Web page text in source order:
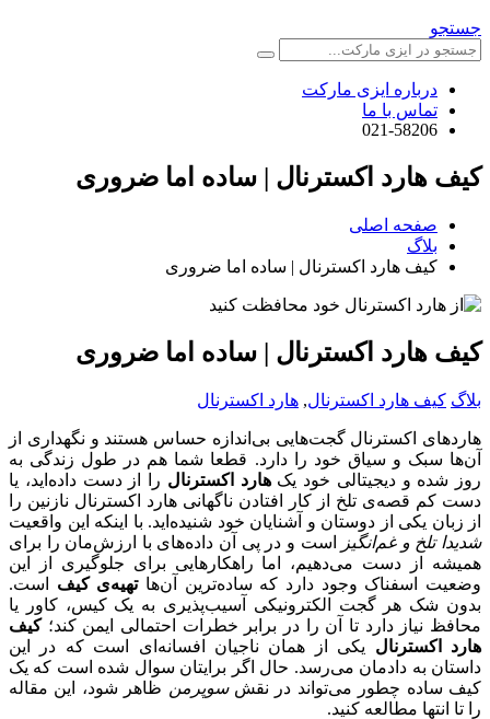
جستجو
درباره ایزی مارکت
تماس با ما
021-58206
کیف هارد اکسترنال | ساده اما ضروری
صفحه اصلی
بلاگ
کیف هارد اکسترنال | ساده اما ضروری
کیف هارد اکسترنال | ساده اما ضروری
بلاگ کیف هارد اکسترنال, هارد اکسترنال
هاردهای اکسترنال گجت‌هایی بی‌اندازه حساس هستند و نگهداری از
آن‌ها سبک و سیاق خود را دارد. قطعا شما هم در طول زندگی به
روز شده و دیجیتالی خود یکهارد اکسترنال را از دست داده‌اید، یا
دست کم قصه‌ی تلخ از کار افتادن ناگهانی هارد اکسترنال نازنین را
از زبان یکی از دوستان و آشنایان خود شنیده‌اید. با اینکه این واقعیت
شدیدا تلخ و غم‌انگیز
است و در پی آن داده‌های با ارزش‌مان را برای
همیشه از دست می‌دهیم، اما راهکارهایی برای جلوگیری از این
وضعیت اسفناک وجود دارد که ساده‌ترین آن‌هاتهیه‌ی کیف است.
بدون شک هر گجت الکترونیکی آسیب‌پذیری به یک کیس، کاور یا
محافظ نیاز دارد تا آن را در برابر خطرات احتمالی ایمن کند؛کیف
هارد اکسترنال یکی از همان ناجیان افسانه‌ای است که در این
داستان به دادمان می‌رسد. حال اگر برایتان سوال شده است که یک
کیف ساده چطور می‌تواند در نقشسوپرمن ظاهر شود، این مقاله
را تا انتها مطالعه کنید.